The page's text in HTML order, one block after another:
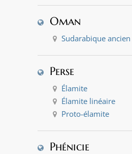
Oman
Sudarabique ancien
Perse
Élamite
Élamite linéaire
Proto-élamite
Phénicie